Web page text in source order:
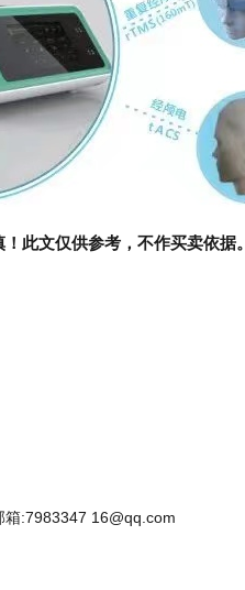
此文仅供参考，不作买卖依据。
:7983347 16@qq.com